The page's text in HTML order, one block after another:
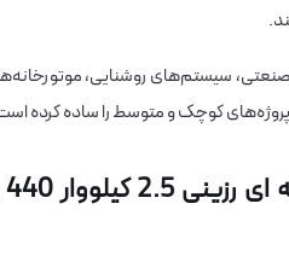
برای تابلوهای کوچک صنعتی، سیستم‌های روشنایی،
کوچک و متوسط را ساده کرده